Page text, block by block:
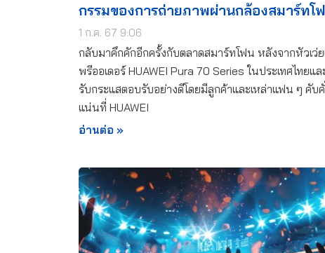
กรรมของการถ่ายภาพผ่านกล้องสมาร์ทโ
1 ก.ค. 67 9:06
กลับมาคึกคักอีกครั้งกับตลาดสมาร์ทโฟน หลังจากหัวเว่ย
พรีออเดอร์ HUAWEI Pura 70 Series ในประเทศไทยแล
รับกระแสตอบรับอย่างดีโดยมีลูกค้าและเหล่าแฟน ๆ คับคั่
แน่นที่ HUAWEI
อ่านต่อ »